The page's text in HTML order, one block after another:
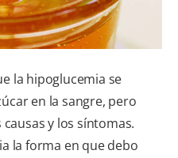
SUSCRÍBETE
la hipoglucemia se
en la sangre, pero
y los síntomas.
la forma en que debo